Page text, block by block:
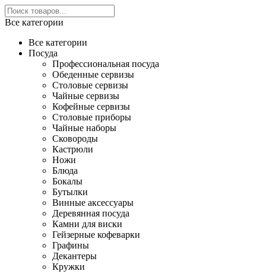
Все категории
Все категории
Посуда
Профессиональная посуда
Обеденные сервизы
Столовые сервизы
Чайные сервизы
Кофейные сервизы
Столовые приборы
Чайные наборы
Сковороды
Кастрюли
Ножи
Блюда
Бокалы
Бутылки
Винные аксессуары
Деревянная посуда
Камни для виски
Гейзерные кофеварки
Графины
Декантеры
Кружки